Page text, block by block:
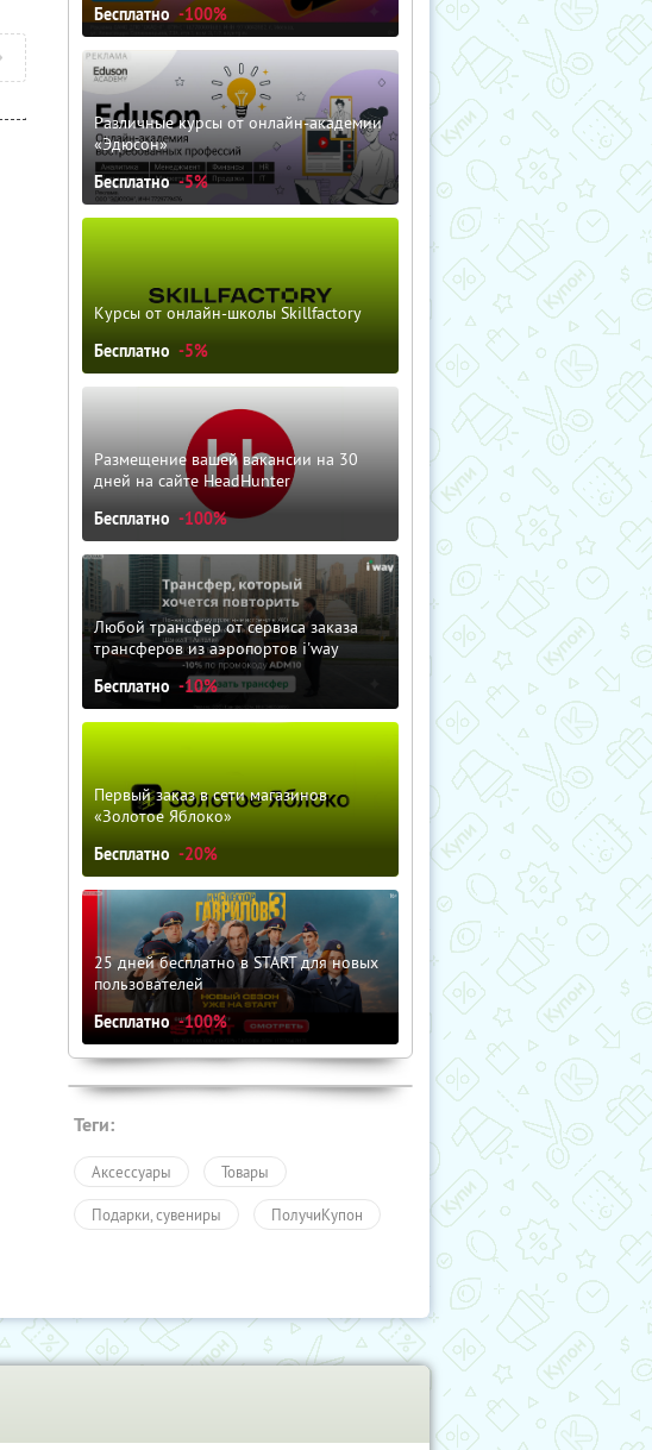
Бесплатно -100%
Различные курсы от онлайн-академии
«Эдюсон»
Бесплатно -5%
Курсы от онлайн-школы Skillfactory
Бесплатно -5%
Размещение вашей вакансии на 30
дней на сайте HeadHunter
Бесплатно -100%
Любой трансфер от сервиса заказа
трансферов из аэропортов i'way
Бесплатно -10%
Первый заказ в сети магазинов
«Золотое Яблоко»
Бесплатно -20%
25 дней бесплатно в START для новых
пользователей
Бесплатно -100%
Теги:
Аксессуары Товары
Подарки, сувениры ПолучиКупон